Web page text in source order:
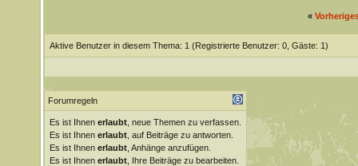
«
Aktive Benutzer in diesem Thema: 1 (Registrierte Benutzer: 0, Gäste: 1)
Forumregeln
Es ist Ihnen erlaubt, neue Themen zu verfassen.
Es ist Ihnen erlaubt, auf Beiträge zu antworten.
Es ist Ihnen erlaubt, Anhänge anzufügen.
Es ist Ihnen erlaubt, Ihre Beiträge zu bearbeiten.